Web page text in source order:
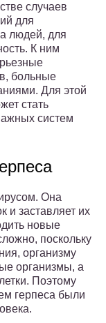
случаев
для
людей, для
К ним
больные
Для этой
стать
систем
Она
и заставляет их
новые
поскольку
организму
организмы, а
Поэтому
герпеса были